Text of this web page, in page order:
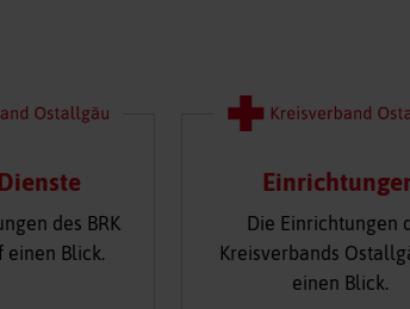
des BRK
einen Blick.
Die Einrichtungen
Kreisverbands
einen Blick.